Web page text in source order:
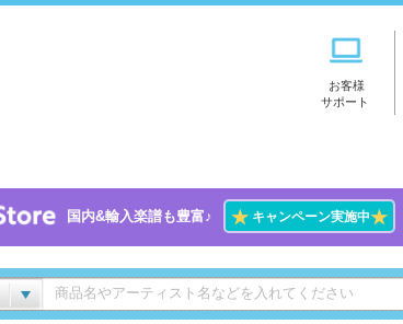
お客様
サポート
国内&輸入楽譜も豊富♪ ★キャンペーン実施中★